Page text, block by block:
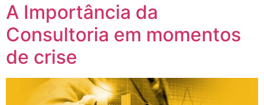
A Importância da
Consultoria em momentos
de crise